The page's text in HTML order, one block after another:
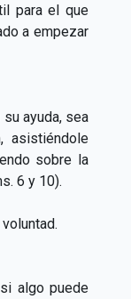
para el que
a empezar
ayuda, sea
asistiéndole
sobre la
6 y 10).
algo puede